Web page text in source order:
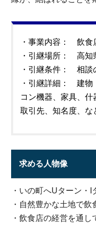
・事業内容： 飲食
・引継場所： 高知
・引継条件： 相談
・引継詳細： 建物
コン機器、家具、
取引先、知名度、な
求める人物像
・いの町へUターン・
・自然豊かな土地で
・飲食店の経営を通